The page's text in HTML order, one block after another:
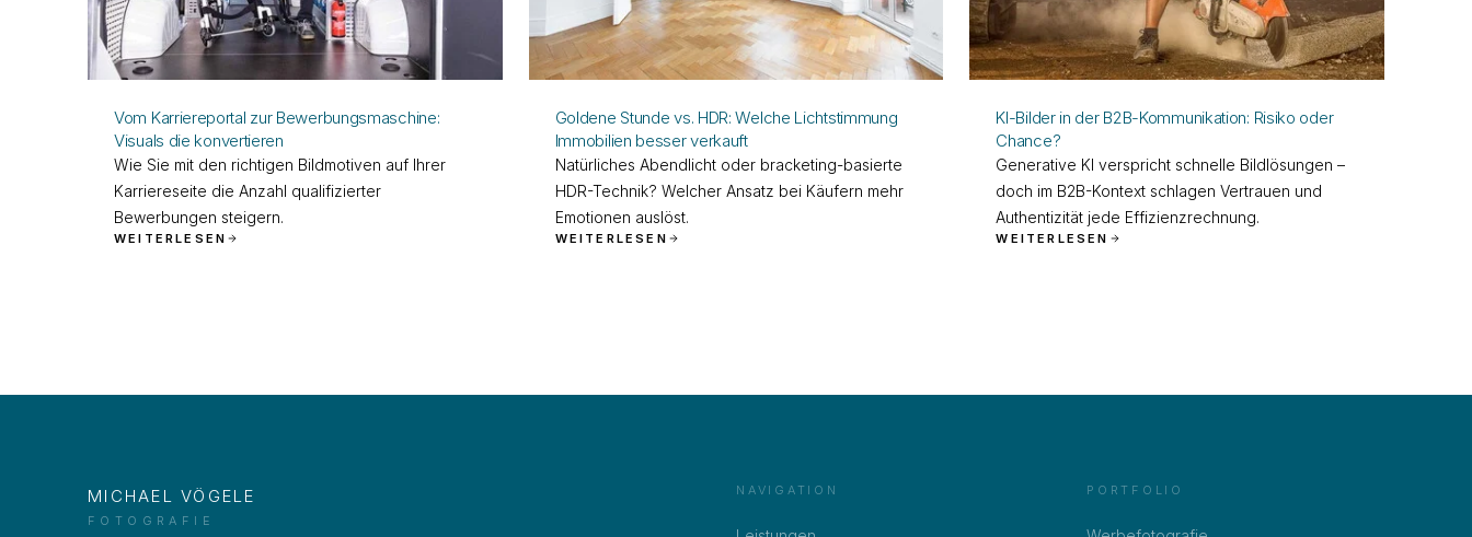
Vom Karriereportal zur Bewerbungsmaschine:
Visuals die konvertieren
Wie Sie mit den richtigen Bildmotiven auf Ihrer
Karriereseite die Anzahl qualifizierter
Bewerbungen steigern.
WEITERLESEN
Goldene Stunde vs. HDR: Welche Lichtstimmung
Immobilien besser verkauft
Natürliches Abendlicht oder bracketing-basierte
HDR-Technik? Welcher Ansatz bei Käufern mehr
Emotionen auslöst.
WEITERLESEN
KI-Bilder in der B2B-Kommunikation: Risiko oder
Chance?
Generative KI verspricht schnelle Bildlösungen –
doch im B2B-Kontext schlagen Vertrauen und
Authentizität jede Effizienzrechnung.
WEITERLESEN
MICHAEL VÖGELE
FOTOGRAFIE
NAVIGATION PORTFOLIO